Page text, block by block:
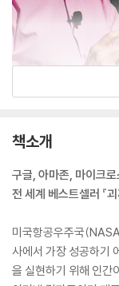
책소개
구글, 아마존, 마이크
전 세계 베스트셀러 『
미국항공우주국
사에서 가장 성공하기
을 실현하기 위해 인간